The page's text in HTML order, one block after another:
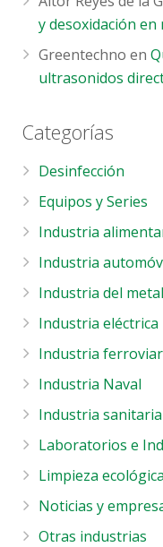
y desoxidación
Greentechno en
ultrasonidos
Categorías
Desinfección
Equipos y Series
Industria
Industria
Industria del metal
Industria eléctrica
Industria
Industria Naval
Industria sanitaria
Laboratorios e
Limpieza
Noticias y
Otras industrias